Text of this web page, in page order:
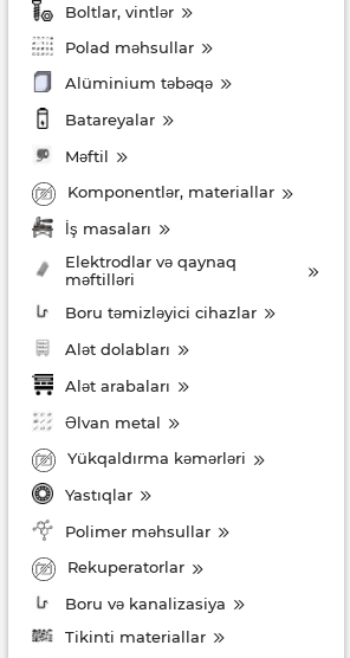
Boltlar, vintlər
Polad məhsullar
Alüminium təbəqə
Batareyalar
Məftil
Komponentlər, materiallar
İş masaları
Elektrodlar və qaynaq
məftilləri
Boru təmizləyici cihazlar
Alət dolabları
Alət arabaları
Əlvan metal
Yükqaldırma kəmərləri
Yastıqlar
Polimer məhsullar
Rekuperatorlar
Boru və kanalizasiya
Tikinti materiallar